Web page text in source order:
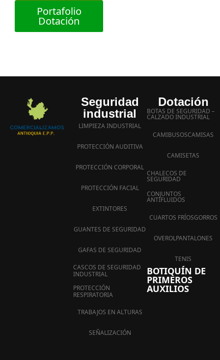
Portafolio
Dotación
Seguridad
industrial
LIMPIEZA INDUSTRIAL
PROTECCIÓN AUDITIVA
PROTECCIÓN CORPORAL
PROTECCIÓN FACIAL
EXTINTORES
GUANTES DE SEGURIDAD
GAFAS DE SEGURIDAD
CASCOS DE SEGURIDAD
INDUSTRIAL
PROTECCIÓN
RESPIRATORIA
TRABAJOS EN ALTURAS
SEÑALIZACIÓN
Dotación
BOTAS DE SEGURIDAD –
CALZADO INDUSTRIAL
CAMIBUSOSCAMISAS
CAMISETAS
CHALECOS DE
SEGURIDAD
CONJUNTOS
ANTIFLUIDOS
CUARTOS FRÍOSGORROS
OVEROLPANTALONES
TENIS
BOTIQUÍN DE
PRIMEROS
AUXILIOS